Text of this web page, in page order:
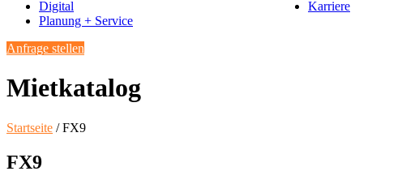
Digital
Planung + Service
Karriere
Anfrage stellen
Mietkatalog
Startseite / FX9
FX9